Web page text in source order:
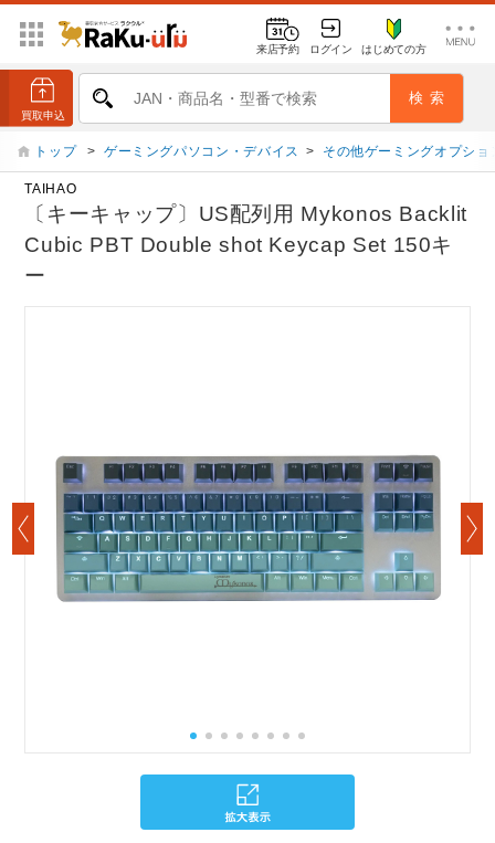
来店予約 ログイン はじめての方
トップ > ゲーミングパソコン・デバイス > その他ゲーミングオプショ
TAIHAO
〔キーキャップ〕US配列用 Mykonos Backlit
Cubic PBT Double shot Keycap Set 150キ
ー